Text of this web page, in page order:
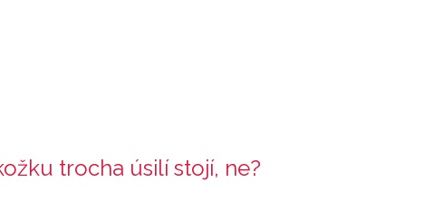
trocha úsilí stojí, ne?